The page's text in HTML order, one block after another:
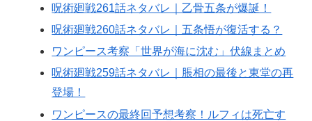
呪術廻戦261話ネタバレ｜乙骨五条が爆誕！
呪術廻戦260話ネタバレ｜五条悟が復活する？
ワンピース考察「世界が海に沈む」伏線まとめ
呪術廻戦259話ネタバレ｜脹相の最後と東堂の再
登場！
ワンピースの最終回予想考察！ルフィは死亡す